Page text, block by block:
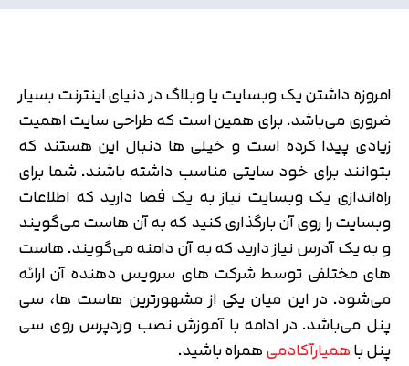
امروزه داشتن یک وبسایت یا وبلاگ در دنیای اینترنت بسیار
ضروری می‌باشد. برای همین است که طراحی سایت اهمیت
زیادی پیدا کرده است و خیلی ها دنبال این هستند که
بتوانند برای خود سایتی مناسب داشته باشند. شما برای
راه‌اندازی یک وبسایت نیاز به یک فضا دارید که اطلاعات
وبسایت را روی آن بارگذاری کنید که به آن هاست می‌گویند
و به یک آدرس نیاز دارید که به آن دامنه می‌گویند. هاست
های مختلفی توسط شرکت های سرویس دهنده آن ارائه
می‌شود. در این میان یکی از مشهورترین هاست ها، سی
پنل می‌باشد. در ادامه با آموزش نصب وردپرس روی سی
پنل باهمیارآکادمیهمراه باشید.